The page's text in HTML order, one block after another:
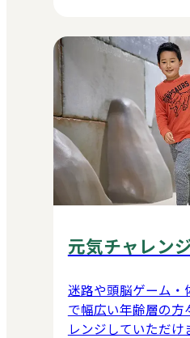
元気チャレン
迷路や頭脳ゲーム・
で幅広い年齢層の方
レンジしていただけ